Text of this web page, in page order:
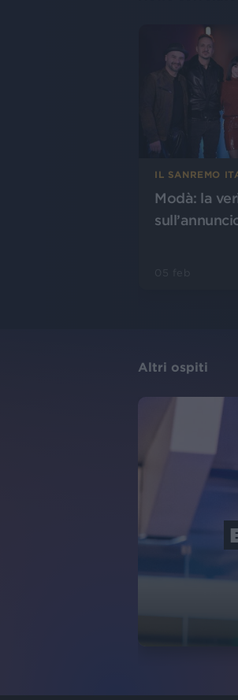
IL SANREMO
Modà: la
Altri ospiti